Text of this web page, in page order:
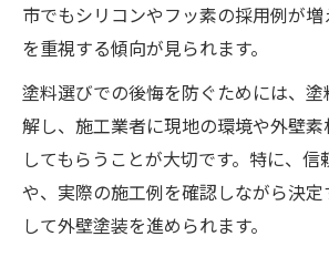
市でもシリコンやフッ素の採用例が増
を重視する傾向が見られます。
塗料選びでの後悔を防ぐためには、
解し、施工業者に現地の環境や外壁
してもらうことが大切です。特に、
や、実際の施工例を確認しながら決
して外壁塗装を進められます。